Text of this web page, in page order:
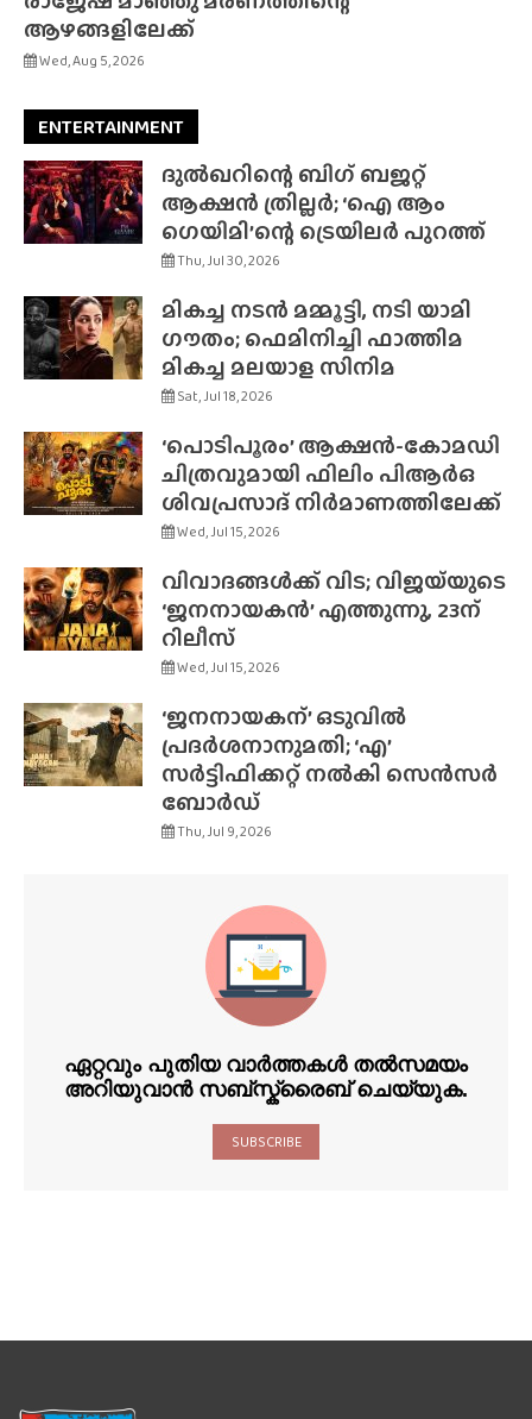
ആഴങ്ങളിലേക്ക്
Wed, Aug 5, 2026
ENTERTAINMENT
ദുൽഖറിന്റെ ബിഗ് ബജറ്റ്
ആക്ഷൻ ത്രില്ലർ; ‘ഐ ആം
ഗെയിമി’ന്റെ ട്രെയിലർ പുറത്ത്
Thu, Jul 30, 2026
മികച്ച നടൻ മമ്മൂട്ടി, നടി യാമി
ഗൗതം; ഫെമിനിച്ചി ഫാത്തിമ
മികച്ച മലയാള സിനിമ
Sat, Jul 18, 2026
‘പൊടിപൂരം’ ആക്ഷൻ-കോമഡി
ചിത്രവുമായി ഫിലിം പിആർഒ
ശിവപ്രസാദ് നിർമാണത്തിലേക്ക്
Wed, Jul 15, 2026
വിവാദങ്ങൾക്ക് വിട; വിജയ്‌യുടെ
‘ജനനായകൻ’ എത്തുന്നു, 23ന്
റിലീസ്
Wed, Jul 15, 2026
‘ജനനായകന്’ ഒടുവിൽ
പ്രദർശനാനുമതി; ‘എ’
സർട്ടിഫിക്കറ്റ് നൽകി സെൻസർ
ബോർഡ്
Thu, Jul 9, 2026
ഏറ്റവും പുതിയ വാർത്തകൾ തൽസമയം
അറിയുവാൻ സബ്സ്ക്രൈബ് ചെയ്യുക.
SUBSCRIBE